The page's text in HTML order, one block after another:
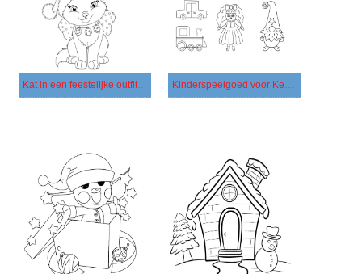
Kat in een feestelijke outfit Kerstmis Kinderspeelgoed voor Kerstmis